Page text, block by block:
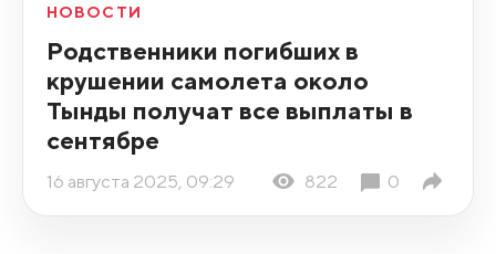
НОВОСТИ
Родственники погибших в
крушении самолета около
Тынды получат все выплаты в
сентябре
16 августа 2025, 09:29 822 0